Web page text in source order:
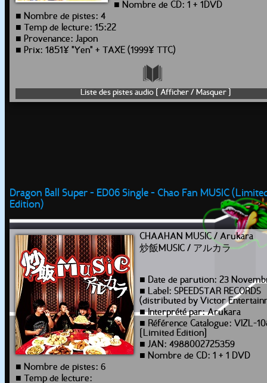
■ Nombre de CD: 1 + 1DVD
■ Nombre de pistes: 4
■ Temp de lecture: 15:22
■ Provenance: Japon
■ Prix: 1851¥ "Yen" + TAXE (1999¥ TTC)
Liste des pistes audio [ Afficher / Masquer ]
Dragon Ball Super - ED06 Single - Chao Fan MUSIC
Edition)
CHAAHAN MUSIC / Arukara
炒飯MUSIC / アルカラ
■ Date de parution: 23
■ Label: SPEEDSTAR RECORDS
(distributed by Victor
■ Interprété par: Arukara
■ Référence Catalogue: VIZL-
[Limited Edition]
■ JAN: 4988002725359
■ Nombre de CD: 1 + 1 DVD
■ Nombre de pistes: 6
■ Temp de lecture: